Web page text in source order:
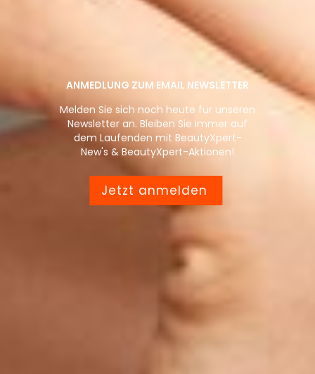
ANMEDLUNG ZUM EMAIL NEWSLETTER
Melden Sie sich noch heute für unseren
Newsletter an. Bleiben Sie immer auf
dem Laufenden mit BeautyXpert-
New's & BeautyXpert-Aktionen!
Jetzt anmelden